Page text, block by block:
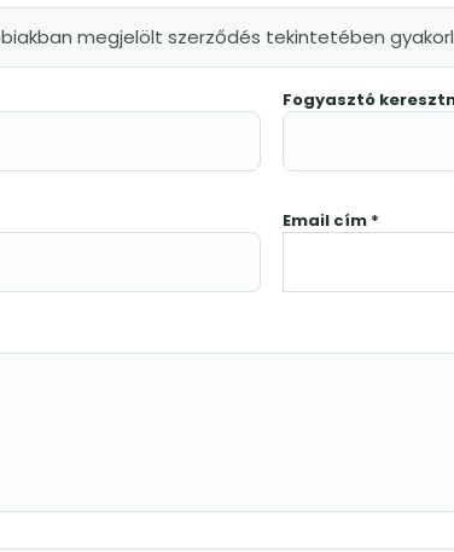
megjelölt szerződés tekintetében
Fogyasztó
Email cím *